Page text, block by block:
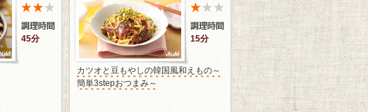
45分 15分
カツオと豆もやしの韓国風和えもの～
簡単3stepおつまみ～